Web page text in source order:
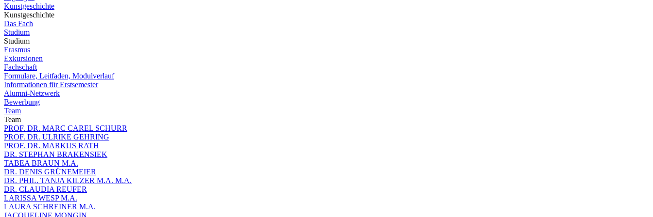
Kunstgeschichte
Kunstgeschichte
Das Fach
Studium
Studium
Erasmus
Exkursionen
Fachschaft
Formulare, Leitfaden, Modulverlauf
Informationen für Erstsemester
Alumni-Netzwerk
Bewerbung
Team
Team
PROF. DR. MARC CAREL SCHURR
PROF. DR. ULRIKE GEHRING
PROF. DR. MARKUS RATH
DR. STEPHAN BRAKENSIEK
TABEA BRAUN M.A.
DR. DENIS GRÜNEMEIER
DR. PHIL. TANJA KILZER M.A. M.A.
DR. CLAUDIA REUFER
LARISSA WESP M.A.
LAURA SCHREINER M.A.
JACQUELINE MONGIN